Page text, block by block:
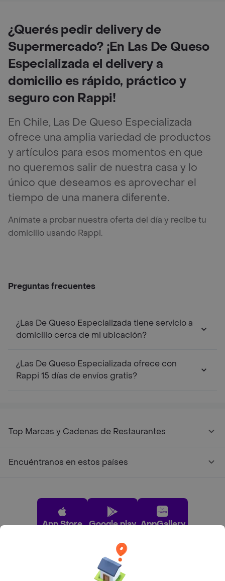
¿Querés pedir delivery de
Supermercado? ¡En Las De Queso
Especializada el delivery a
domicilio es rápido, práctico y
seguro con Rappi!
En Chile, Las De Queso Especializada
ofrece una amplia variedad de productos
y artículos para esos momentos en que
no queremos salir de nuestra casa y lo
único que deseamos es aprovechar el
tiempo de una manera diferente.
Anímate a probar nuestra oferta del día y recibe tu
domicilio usando Rappi.
Preguntas frecuentes
¿Las De Queso Especializada tiene servicio a
domicilio cerca de mi ubicación?
¿Las De Queso Especializada ofrece con
Rappi 15 días de envíos gratis?
Top Marcas y Cadenas de Restaurantes
Encuéntranos en estos países
App Store Google play AppGallery
Pide tu comida favorita cerca de ti